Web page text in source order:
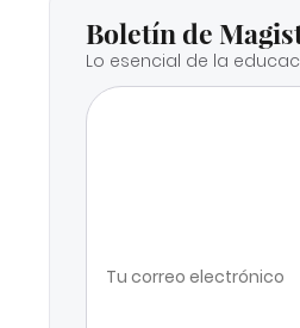
Boletín de
Lo esencial de la